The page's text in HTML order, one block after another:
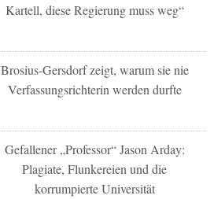
Kartell, diese Regierung muss weg“
Brosius-Gersdorf zeigt, warum sie nie
Verfassungsrichterin werden durfte
Gefallener „Professor“ Jason Arday:
Plagiate, Flunkereien und die
korrumpierte Universität